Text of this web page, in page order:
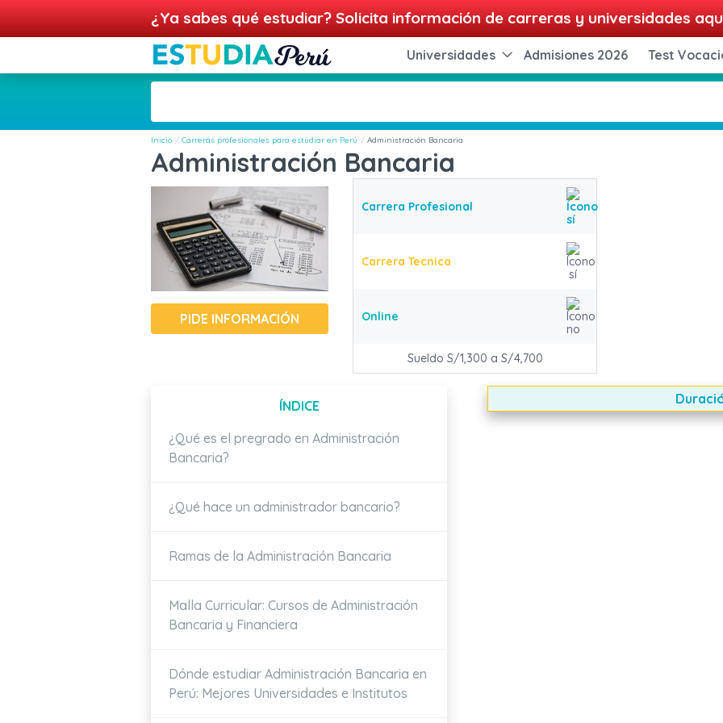
¿Ya sabes qué estudiar? Solicita información de carreras y universidades
Universidades Admisiones 2026 Test
Inicio Carreras profesionales para estudiar en Perú Administración Bancaria
Administración Bancaria
PIDE INFORMACIÓN
Carrera Profesional
Carrera Tecnica
Online
Sueldo S/1,300 a S/4,700
ÍNDICE
¿Qué es el pregrado en Administración
Bancaria?
¿Qué hace un administrador bancario?
Ramas de la Administración Bancaria
Malla Curricular: Cursos de Administración
Bancaria y Financiera
Dónde estudiar Administración Bancaria en
Perú: Mejores Universidades e Institutos